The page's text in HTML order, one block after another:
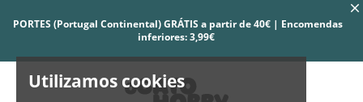
Utilizamos cookies
PORTES (Portugal Continental) GRÁTIS a partir de 40€ | Encomendas
inferiores: 3,99€